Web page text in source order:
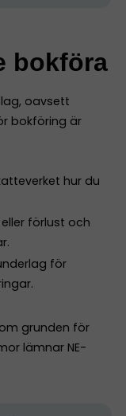
bokföra
oavsett
bokföring är
hur du
förlust och
för
grunden för
lämnar NE-